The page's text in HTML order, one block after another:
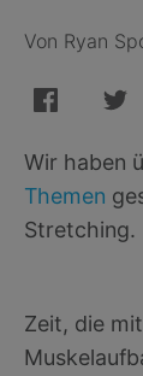
Von Ryan
Wir haben
Themen
Stretching.
Zeit, die